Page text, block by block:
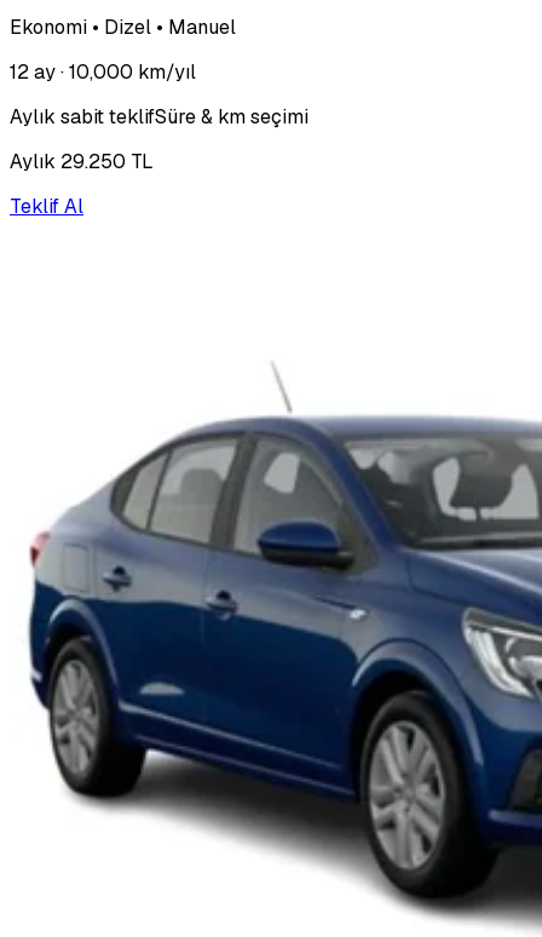
Ekonomi • Dizel • Manuel
12 ay· 10,000 km/yıl
Aylık sabit teklifSüre & km seçimi
Aylık 29.250 TL
Teklif Al